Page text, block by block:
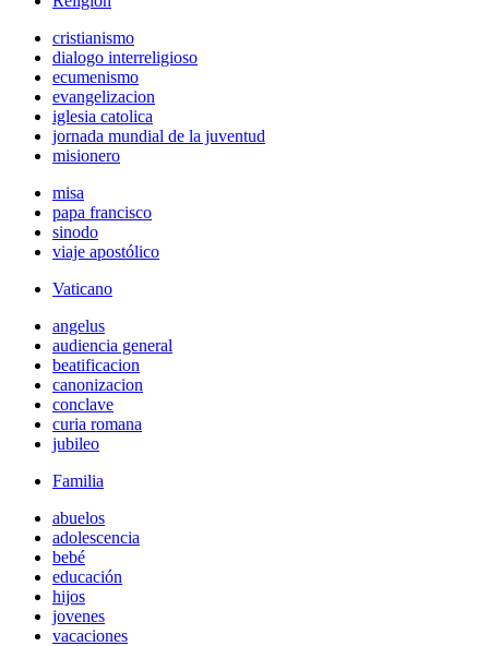
cristianismo
dialogo interreligioso
ecumenismo
evangelizacion
iglesia catolica
jornada mundial de la juventud
misionero
misa
papa francisco
sinodo
viaje apostólico
Vaticano
angelus
audiencia general
beatificacion
canonizacion
conclave
curia romana
jubileo
Familia
abuelos
adolescencia
bebé
educación
hijos
jovenes
vacaciones